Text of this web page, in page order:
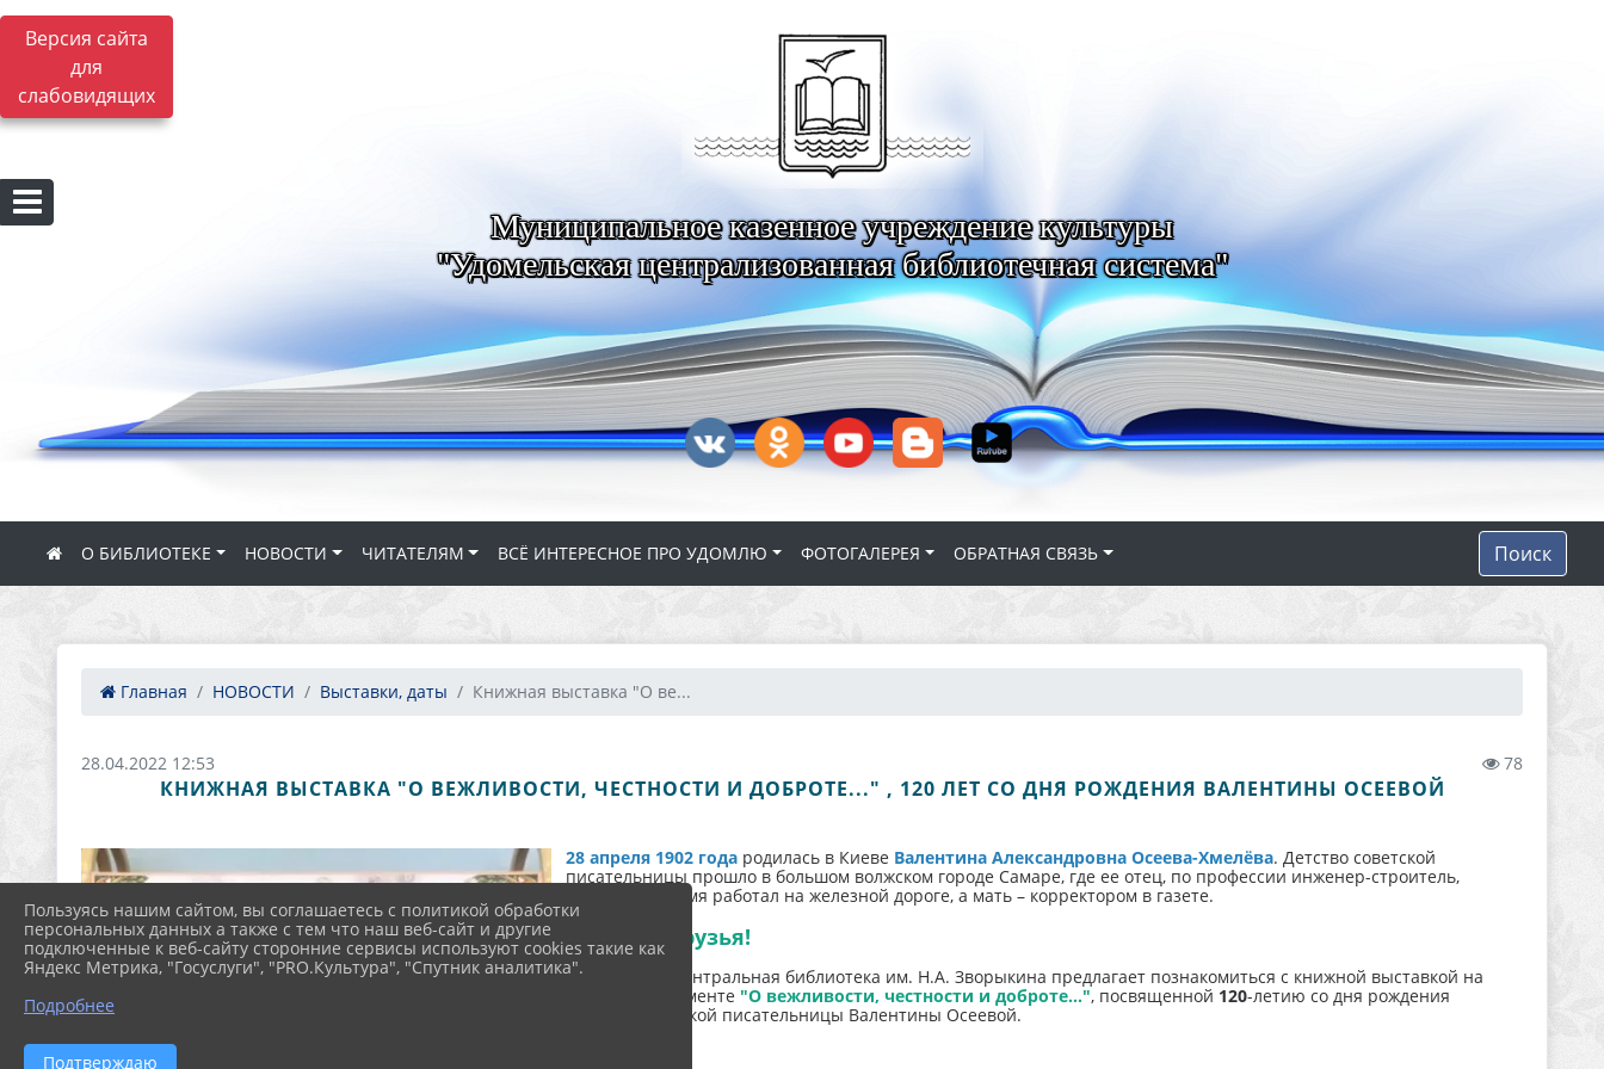
Версия сайта
для
слабовидящих
Муниципальное казенное учреждение культуры
"Удомельская централизованная библиотечная система"
О БИБЛИОТЕКЕ НОВОСТИ ЧИТАТЕЛЯМ ВСЁ ИНТЕРЕСНОЕ ПРО УДОМЛЮ ФОТОГАЛЕРЕЯ ОБРАТНАЯ СВЯЗЬ Поиск
Главная НОВОСТИ Выставки, даты Книжная выставка "О ве...
28.04.2022 12:53 78
КНИЖНАЯ ВЫСТАВКА "О ВЕЖЛИВОСТИ, ЧЕСТНОСТИ И ДОБРОТЕ..." , 120 ЛЕТ СО ДНЯ РОЖДЕНИЯ ВАЛЕНТИНЫ ОСЕЕВОЙ
28 апреля 1902 годародилась в Киеве Валентина Александровна Осеева-Хмелёва. Детство советской
писательницы прошло в большом волжском городе Самаре, где ее отец, по профессии инженер-строитель,
некоторое время работал на железной дороге, а мать – корректором в газете.
Дорогие друзья!
Удомельскаяцентральная библиотека им. Н.А. Зворыкина предлагает познакомиться с книжной выставкой на
детском абонементе "О вежливости, честности и доброте...", посвященной 120-летию со дня рождения
советской детской писательницы Валентины Осеевой.
Пользуясь нашим сайтом, вы соглашаетесь с политикой обработки
персональных данных а также с тем что наш веб-сайт и другие
подключенные к веб-сайту сторонние сервисы используют cookies такие как
Яндекс Метрика, "Госуслуги", "PRO.Культура", "Спутник аналитика".
Подробнее
Подтверждаю